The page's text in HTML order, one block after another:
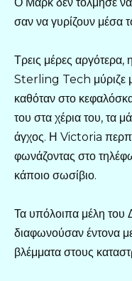
σαν να γυρίζουν μέσα
Τρεις μέρες
Sterling Tech μύριζε
καθόταν στο
του στα χέρια του, τα
άγχος. Η Victoria
φωνάζοντας στο
κάποιο σωσίβιο.
Τα υπόλοιπα μέλη του
διαφωνούσαν έντονα
βλέμματα στους